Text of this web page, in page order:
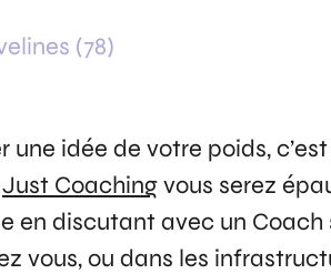
(78)
idée de votre poids,
Just Coachingvous serez
en discutant avec un
vous, ou dans les